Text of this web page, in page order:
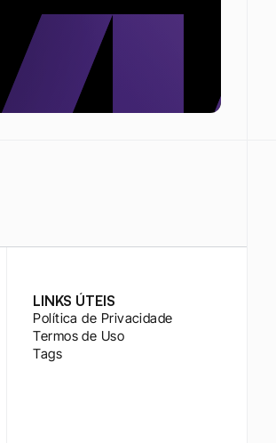
LINKS ÚTEIS
Política de Privacidade
Termos de Uso
Tags